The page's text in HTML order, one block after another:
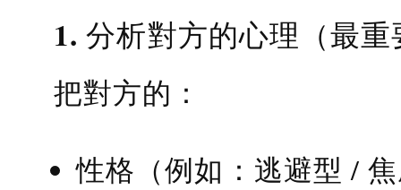
1. 分析對方的心理（最
把對方的：
性格（例如：逃避型 /